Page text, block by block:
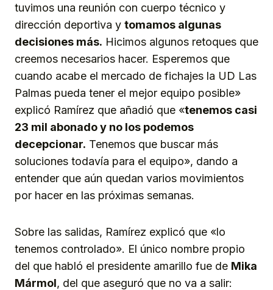
tuvimos una reunión con cuerpo técnico y
dirección deportiva y tomamos algunas
decisiones más. Hicimos algunos retoques que
creemos necesarios hacer. Esperemos que
cuando acabe el mercado de fichajes la UD Las
Palmas pueda tener el mejor equipo posible»
explicó Ramírez que añadió que «tenemos casi
23 mil abonado y no los podemos
decepcionar. Tenemos que buscar más
soluciones todavía para el equipo», dando a
entender que aún quedan varios movimientos
por hacer en las próximas semanas.
Sobre las salidas, Ramírez explicó que «lo
tenemos controlado». El único nombre propio
del que habló el presidente amarillo fue de Mika
Mármol, del que aseguró que no va a salir: